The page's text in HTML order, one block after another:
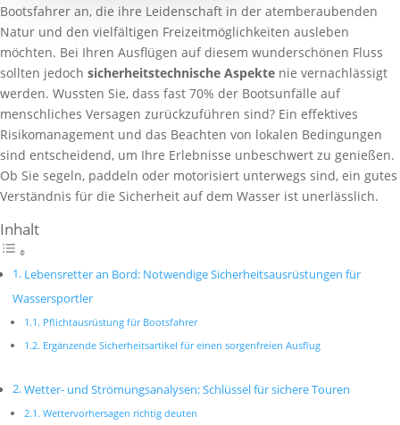
Bootsfahrer an, die ihre Leidenschaft in der atemberaubenden
Natur und den vielfältigen Freizeitmöglichkeiten ausleben
möchten. Bei Ihren Ausflügen auf diesem wunderschönen Fluss
sollten jedoch sicherheitstechnische Aspekte nie vernachlässigt
werden. Wussten Sie, dass fast 70% der Bootsunfälle auf
menschliches Versagen zurückzuführen sind? Ein effektives
Risikomanagement und das Beachten von lokalen Bedingungen
sind entscheidend, um Ihre Erlebnisse unbeschwert zu genießen.
Ob Sie segeln, paddeln oder motorisiert unterwegs sind, ein gutes
Verständnis für die Sicherheit auf dem Wasser ist unerlässlich.
Inhalt
Lebensretter an Bord: Notwendige Sicherheitsausrüstungen für
Wassersportler
Pflichtausrüstung für Bootsfahrer
Ergänzende Sicherheitsartikel für einen sorgenfreien Ausflug
Wetter- und Strömungsanalysen: Schlüssel für sichere Touren
Wettervorhersagen richtig deuten